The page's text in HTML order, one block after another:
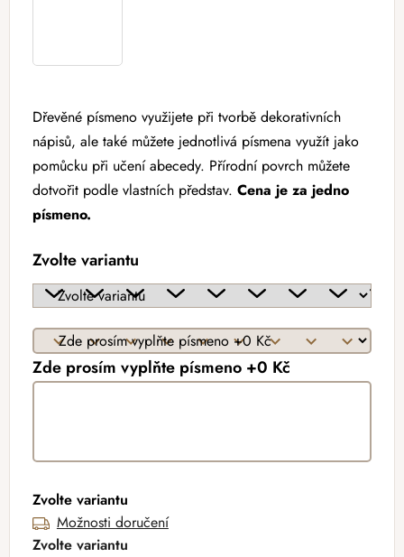
Dřevěné písmeno využijete při tvorbě dekorativních
nápisů, ale také můžete jednotlivá písmena využít jako
pomůcku při učení abecedy. Přírodní povrch můžete
dotvořit podle vlastních představ. Cena je za jedno
písmeno.
Zvolte variantu
Zde prosím vyplňte písmeno +0 Kč
Zvolte variantu
Možnosti doručení
Zvolte variantu